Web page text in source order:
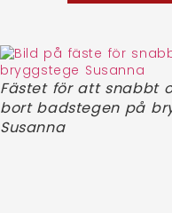
Fästet för att snabbt
bort badstegen på
Susanna